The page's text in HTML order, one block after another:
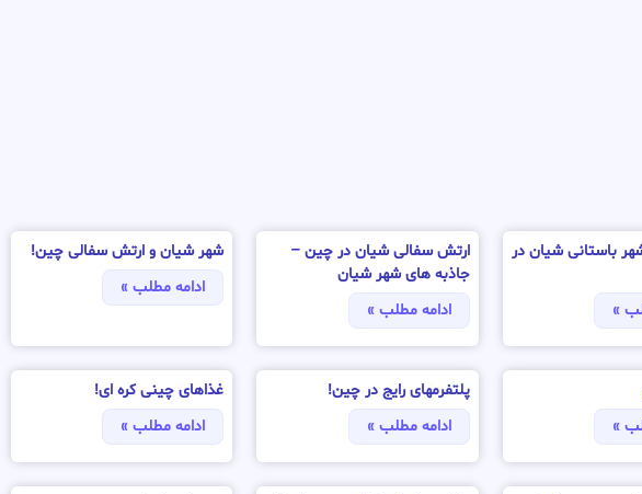
باستانی شیان در
»
ارتش سفالی شیان در چین –
جاذبه های شهر شیان
ادامه مطلب »
شهر شیان و ارتش سفالی چین!
ادامه مطلب »
»
پلتفرمهای رایج در چین!
ادامه مطلب »
غذاهای چینی کره ای!
ادامه مطلب »